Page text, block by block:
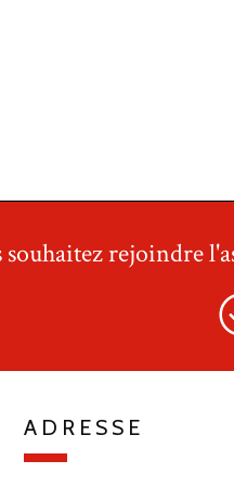
souhaitez rejoindre
ADRESSE